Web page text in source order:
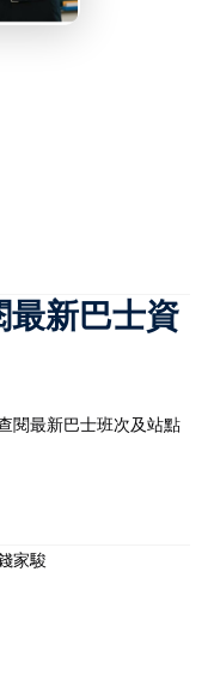
新巴士資
閱最新巴士班次及站點
家駿